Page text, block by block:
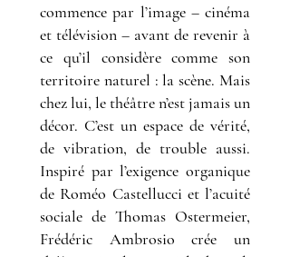
commence par l’image – cinéma
et télévision – avant de revenir à
ce qu’il considère comme son
territoire naturel : la scène. Mais
chez lui, le théâtre n’est jamais un
décor. C’est un espace de vérité,
de vibration, de trouble aussi.
Inspiré par l’exigence organique
de Roméo Castellucci et l’acuité
sociale de Thomas Ostermeier,
Frédéric Ambrosio crée un